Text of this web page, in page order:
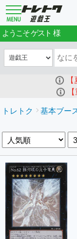
ようこそゲスト
トレトク 基本ブー